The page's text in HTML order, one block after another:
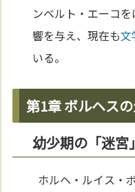
ンベルト・エーコ
響を与え、現在も文
いる。
第1章 ボルヘス
幼少期の「迷
ホルヘ・ルイス・